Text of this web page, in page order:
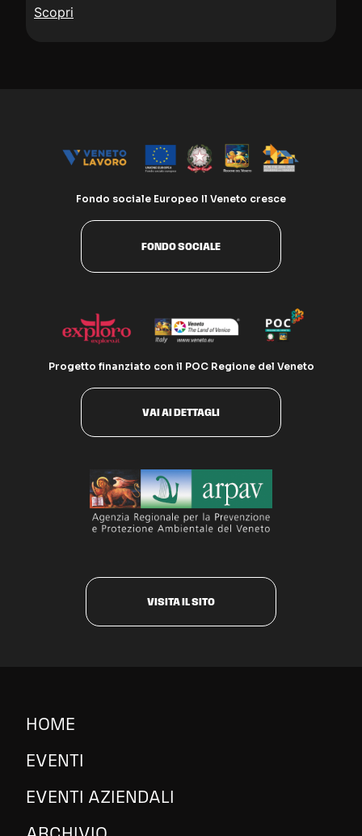
Scopri
Fondo sociale Europeo Il Veneto cresce
FONDO SOCIALE
Progetto finanziato con il POC Regione del Veneto
VAI AI DETTAGLI
VISITA IL SITO
HOME
EVENTI
EVENTI AZIENDALI